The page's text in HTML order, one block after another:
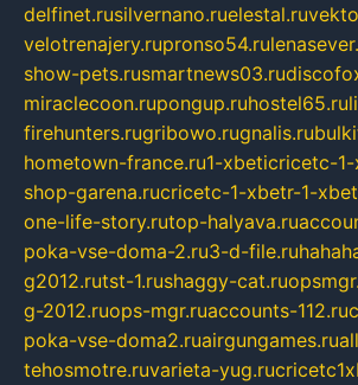
delfinet.rusilvernano.ruelestal.ru
velotrenajery.rupronso54.ru
show-pets.rusmartnews03.ru
miraclecoon.rupongup.ruhostel65.ru
firehunters.rugribowo.rugnalis.ru
hometown-france.ru1-xbeticricetc-
shop-garena.rucricetc-1-xbetr-1-
one-life-story.rutop-halyava.ru
poka-vse-doma-2.ru3-d-file.ru
g2012.rutst-1.rushaggy-cat.ru
g-2012.ruops-mgr.ruaccounts-112.ru
poka-vse-doma2.ruairgungames.ru
tehosmotre.ruvarieta-yug.ru